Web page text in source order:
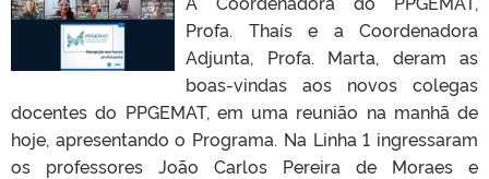
Profa. Thaís e a Coordenadora
Adjunta, Profa. Marta, deram as
boas-vindas aos novos colegas
docentes do PPGEMAT, em uma reunião na manhã de
hoje, apresentando o Programa. Na Linha 1 ingressaram
os professores João Carlos Pereira de Moraes e